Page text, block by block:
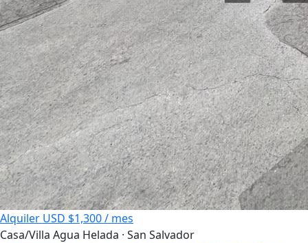
Alquiler USD $1,300 / mes
Casa/Villa Agua Helada · San Salvador